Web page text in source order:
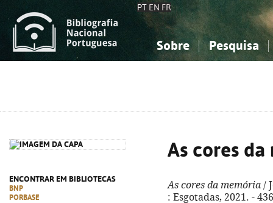
PT EN FR
Sobre Pesquisa
ENCONTRAR EM BIBLIOTECAS
BNP
PORBASE
As cores
As cores da memória /
: Esgotadas, 2021. -